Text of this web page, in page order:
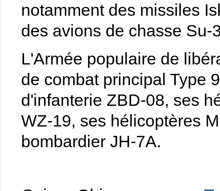
notamment des missiles
des avions de chasse Su-
L'Armée populaire de
de combat principal Type
d'infanterie ZBD-08, ses
WZ-19, ses hélicoptères
bombardier JH-7A.